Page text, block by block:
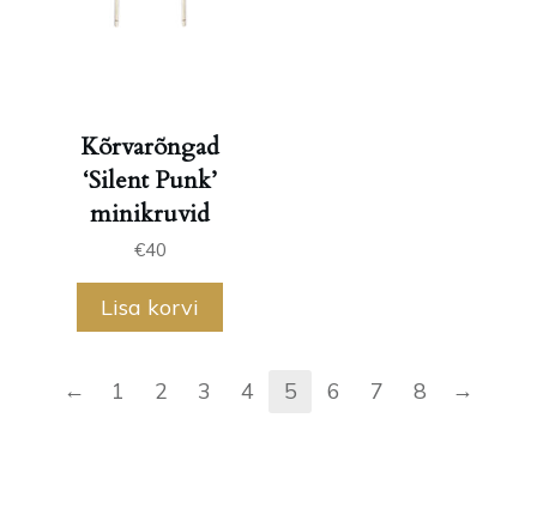
Kõrvarõngad
‘Silent Punk’
minikruvid
€40
Lisa korvi
← 1 2 3 4 5 6 7 8 →